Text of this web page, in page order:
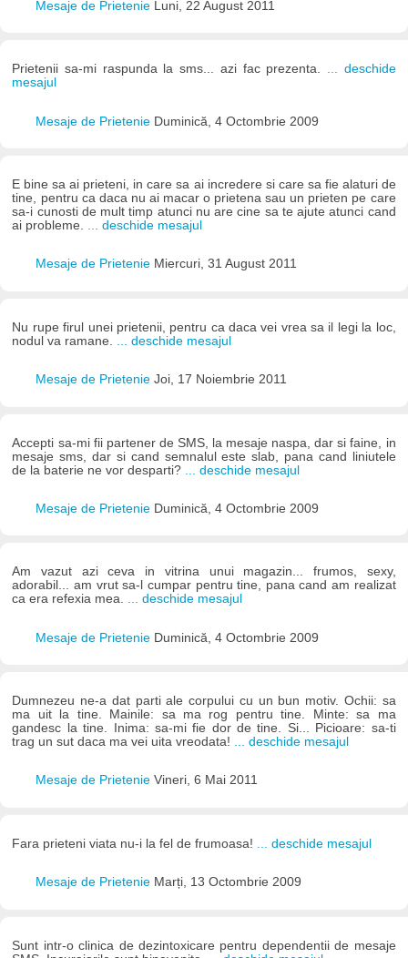
Mesaje de Prietenie Luni, 22 August 2011
Prietenii sa-mi raspunda la sms... azi fac prezenta. ... deschide
mesajul
Mesaje de Prietenie Duminică, 4 Octombrie 2009
E bine sa ai prieteni, in care sa ai incredere si care sa fie alaturi de
tine, pentru ca daca nu ai macar o prietena sau un prieten pe care
sa-i cunosti de mult timp atunci nu are cine sa te ajute atunci cand
ai probleme. ... deschide mesajul
Mesaje de Prietenie Miercuri, 31 August 2011
Nu rupe firul unei prietenii, pentru ca daca vei vrea sa il legi la loc,
nodul va ramane.
... deschide mesajul
Mesaje de Prietenie Joi, 17 Noiembrie 2011
Accepti sa-mi fii partener de SMS, la mesaje naspa, dar si faine, in
mesaje sms, dar si cand semnalul este slab, pana cand liniutele
de la baterie ne vor desparti?
... deschide mesajul
Mesaje de Prietenie Duminică, 4 Octombrie 2009
Am vazut azi ceva in vitrina unui magazin... frumos, sexy,
adorabil... am vrut sa-l cumpar pentru tine, pana cand am realizat
ca era refexia mea. ... deschide mesajul
Mesaje de Prietenie Duminică, 4 Octombrie 2009
Dumnezeu ne-a dat parti ale corpului cu un bun motiv. Ochii: sa
ma uit la tine. Mainile: sa ma rog pentru tine. Minte: sa ma
gandesc la tine. Inima: sa-mi fie dor de tine. Si... Picioare: sa-ti
trag un sut daca ma vei uita vreodata! ... deschide mesajul
Mesaje de Prietenie Vineri, 6 Mai 2011
Fara prieteni viata nu-i la fel de frumoasa! ... deschide mesajul
Mesaje de Prietenie Marți, 13 Octombrie 2009
Sunt intr-o clinica de dezintoxicare pentru dependentii de mesaje